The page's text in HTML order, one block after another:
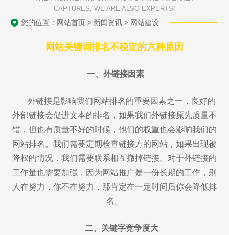
CAPTURES, WE ARE ALSO EXPERTS!
您的位置： 网站首页 > 新闻资讯 > 网站建设
网站关键词排名不稳定的六种原因
一、外链接因素
外链接是影响我们网站排名的重要因素之一，良好的
外部链接会促进文本的排名，如果我们外链接原先质量不
错，但也有质量不好的时候，他们的权重也会影响我们的
网站排名。我们需要定期检查链接方的网站，如果出现被
降权的情况，我们需要联系相互撤掉链接。对于外链接的
工作量也需要加强，因为网站推广是一份长期的工作，别
人在努力，你不在努力，那肯定在一定时间后你会降低排
名。
二、关键字竞争度大